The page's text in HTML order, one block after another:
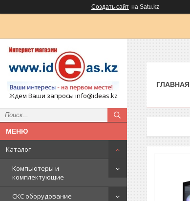
Создать сайт на Satu.kz
Ждем Ваши запросы info@ideas.kz
Каталог
Компьютеры и
комплектующие
СКС оборудование
ГЛАВНАЯ